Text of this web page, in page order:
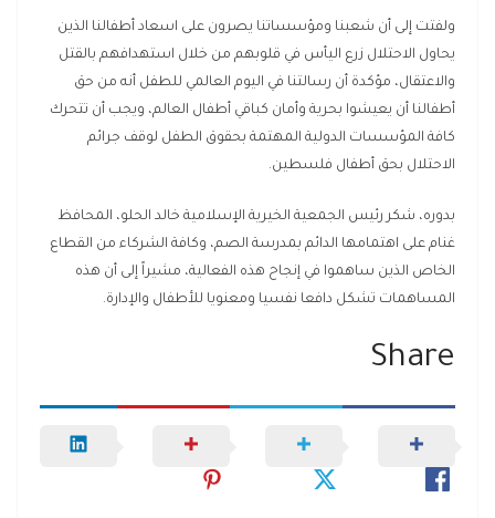
ولفتت إلى أن شعبنا ومؤسساتنا يصرون على اسعاد أطفالنا الذين
يحاول الاحتلال زرع اليأس في قلوبهم من خلال استهدافهم بالقتل
والاعتقال، مؤكدة أن رسالتنا في اليوم العالمي للطفل أنه من حق
أطفالنا أن يعيشوا بحرية وأمان كباقي أطفال العالم، ويجب أن تتحرك
كافة المؤسسات الدولية المهتمة بحقوق الطفل لوقف جرائم
الاحتلال بحق أطفال فلسطين.
بدوره، شكر رئيس الجمعية الخيرية الإسلامية خالد الحلو، المحافظ
غنام على اهتمامها الدائم بمدرسة الصم، وكافة الشركاء من القطاع
الخاص الذين ساهموا في إنجاح هذه الفعالية، مشيراً إلى أن هذه
المساهمات تشكل دافعا نفسيا ومعنويا للأطفال والإدارة.
Share